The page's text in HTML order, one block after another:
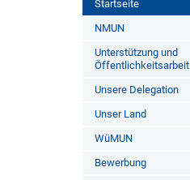
Startseite
NMUN
Unterstützung und
Öffentlichkeitsarbeit
Unsere Delegation
Unser Land
WüMUN
Bewerbung